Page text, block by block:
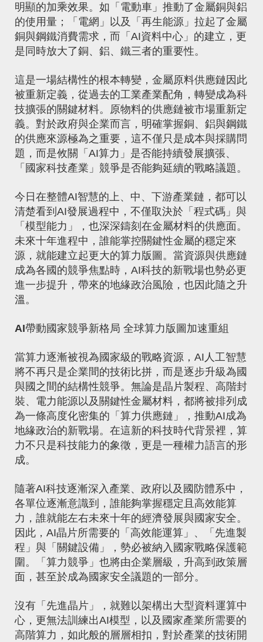
明顯的加乘效果。如「電動車」推動了金屬銅與鋁
的使用量；「電網」以及「再生能源」拉起了金屬
銅與鋼鐵消費需求，而「AI資料中心」的建立，更
是同時放大了銅、鋁、鐵三者的重要性。
這是一場結構性的根本轉變，金屬原料供應鏈因此
被重新定義，從過去的工業產業配角，轉變成為科
技擴張的關鍵材料。原物料的供應鏈被市場重新定
義。對於政府與企業而言，明確掌握銅、鋁與鋼鐵
的供應來源極為之重要，這不僅只是成本與採購問
題，而是攸關「AI算力」是否能持續發展擴張、
「國家科技產業」競爭是否能夠延續的戰略議題。
今日在整體AI智慧的上、中、下游產業鏈，都可以
清楚看到AI發展過程中，不僅取決於「程式碼」與
「模型能力」，也深深鑄刻在金屬材料的供應面。
未來十年進程中，誰能掌控關鍵性金屬的穩定來
源，就能建立起更大的算力版圖。當資源與供應鏈
成為各國的競爭焦點時，AI科技的新戰場也勢必更
進一步提升，帶來的地緣政治風險，也因此隨之升
溫。
AI帶動國家競爭新格局 全球算力版圖加速重組
當算力逐漸被視為國家級的戰略資源，AI人工智慧
將不再只是企業間的技術比拼，而是逐步升級為國
與國之間的結構性競爭。無論是晶片製程、高階封
裝、電力能源以及關鍵性金屬材料，都將被排列成
為一條高度化密集的「算力供應鏈」，推動AI成為
地緣政治的新戰場。在這新的科技時代背景裡，算
力不只是科技能力的象徵，更是一種權力語言的形
成。
隨著AI科技逐漸深入產業、政府以及國防體系中，
各單位逐漸意識到，誰能夠掌握穩定且高效能算
力，誰就能左右未來十年的經濟發展與國家安全。
因此，AI晶片所需要的「高效能運算」、「先進製
程」與「關鍵設備」，勢必被納入國家戰略保護範
圍。「算力競爭」也將由企業層級，升高到政策層
面，甚至於成為國家安全議題的一部分。
沒有「先進晶片」，就難以架構出大型資料運算中
心，更無法訓練出AI模型，以及國家產業所需要的
高階算力，如此般的層層相扣，對於產業的技術開